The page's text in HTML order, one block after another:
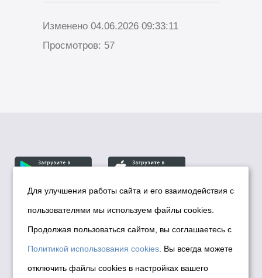
Изменено 04.06.2026 09:33:11
Просмотров: 57
© Департамент информационной политики мэрии
города Новосибирска, 2026
Политика использования Cookies
Политика по обработке персональных
Для улучшения работы сайта и его взаимодействия с
пользователями мы используем файлы cookies.
Продолжая пользоваться сайтом, вы соглашаетесь с
Политикой использования cookies . Вы всегда можете
отключить файлы cookies в настройках вашего